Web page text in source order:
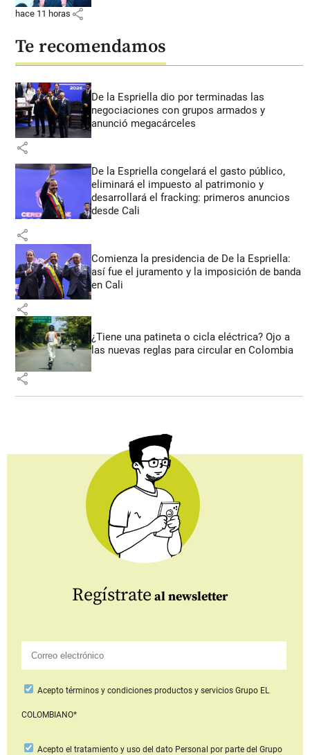
hace 11 horas share
Te recomendamos
De la Espriella dio por terminadas las
negociaciones con grupos armados y
anunció megacárceles
share
De la Espriella congelará el gasto público,
eliminará el impuesto al patrimonio y
desarrollará el fracking: primeros anuncios
desde Cali
share
Comienza la presidencia de De la Espriella:
así fue el juramento y la imposición de banda
en Cali
share
¿Tiene una patineta o cicla eléctrica? Ojo a
las nuevas reglas para circular en Colombia
share
Regístrate al newsletter
Aceptotérminos y condiciones productos y serviciosGrupo EL
COLOMBIANO*
Acepto el tratamiento y uso del dato Personal por parte del Grupo